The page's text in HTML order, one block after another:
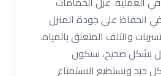
الحفاظ على جودة المنزل
والتلف المتعلق بالمياه.
بشكل صحيح، ستكون
جيد وتستطيع الاستمتاع